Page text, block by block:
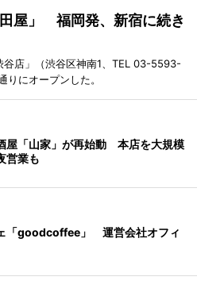
屋」 福岡発、新宿に続き
谷店」（渋谷区神南1、TEL 03-5593-
にオープンした。
屋「山家」が再始動 本店を大規模
営業も
「goodcoffee」 運営会社オフィ